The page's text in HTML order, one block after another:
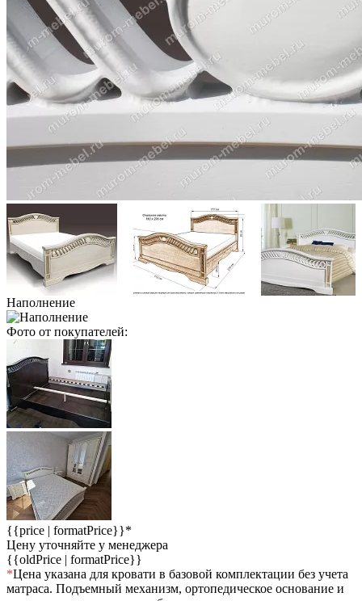
Наполнение
Фото от покупателей:
{{price | formatPrice}}*
Цену уточняйте у менеджера
{{oldPrice | formatPrice}}
*Цена указана для кровати в базовой комплектации без учета
матраса. Подъемный механизм, ортопедическое основание и